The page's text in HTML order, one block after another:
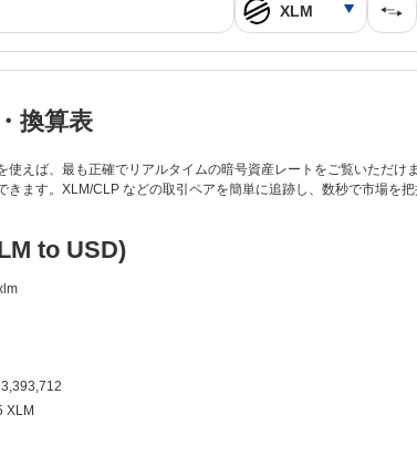
換算表
使えば、最も正確でリアルタイムの暗号資産レートをご覧いただ
きます。XLM/CLP などの取引ペアを簡単に追跡し、数秒で市場を把
to USD)
XLM